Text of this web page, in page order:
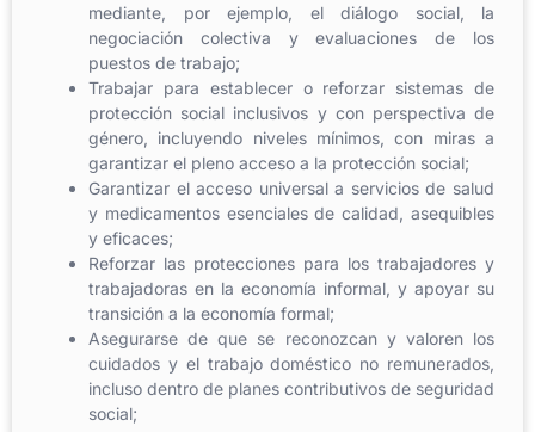
mediante, por ejemplo, el diálogo social, la
negociación colectiva y evaluaciones de los
puestos de trabajo;
Trabajar para establecer o reforzar sistemas de
protección social inclusivos y con perspectiva de
género, incluyendo niveles mínimos, con miras a
garantizar el pleno acceso a la protección social;
Garantizar el acceso universal a servicios de salud
y medicamentos esenciales de calidad, asequibles
y eficaces;
Reforzar las protecciones para los trabajadores y
trabajadoras en la economía informal, y apoyar su
transición a la economía formal;
Asegurarse de que se reconozcan y valoren los
cuidados y el trabajo doméstico no remunerados,
incluso dentro de planes contributivos de seguridad
social;